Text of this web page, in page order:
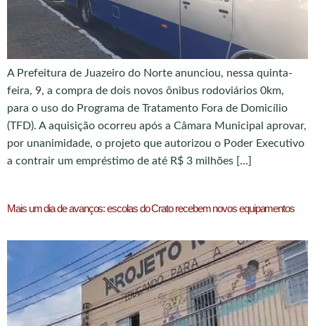
A Prefeitura de Juazeiro do Norte anunciou, nessa quinta-
feira, 9, a compra de dois novos ônibus rodoviários 0km,
para o uso do Programa de Tratamento Fora de Domicílio
(TFD). A aquisição ocorreu após a Câmara Municipal aprovar,
por unanimidade, o projeto que autorizou o Poder Executivo
a contrair um empréstimo de até R$ 3 milhões […]
Mais um dia de avanços: escolas do Crato recebem novos equipamentos